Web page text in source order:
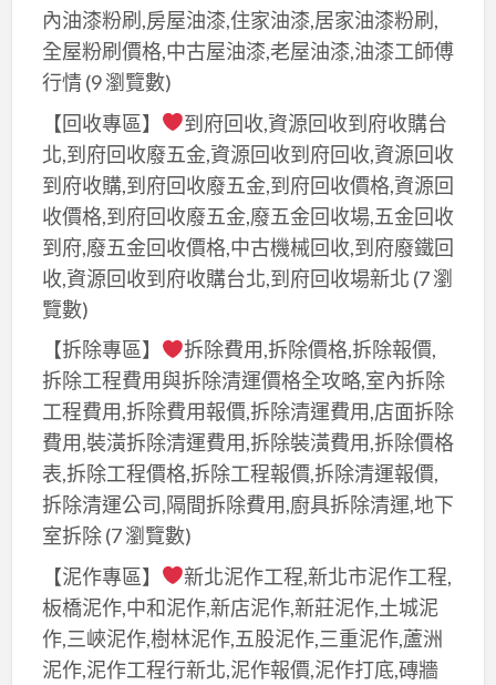
內油漆粉刷,房屋油漆,住家油漆,居家油漆粉刷,
全屋粉刷價格,中古屋油漆,老屋油漆,油漆工師傅
行情(9 瀏覽數)
【回收專區】
到府回收,資源回收到府收購台
北,到府回收廢五金,資源回收到府回收,資源回收
到府收購,到府回收廢五金,到府回收價格,資源回
收價格,到府回收廢五金,廢五金回收場,五金回收
到府,廢五金回收價格,中古機械回收,到府廢鐵回
收,資源回收到府收購台北,到府回收場新北 (7 瀏
覽數)
【拆除專區】
拆除費用,拆除價格,拆除報價,
拆除工程費用與拆除清運價格全攻略,室內拆除
工程費用,拆除費用報價,拆除清運費用,店面拆除
費用,裝潢拆除清運費用,拆除裝潢費用,拆除價格
表,拆除工程價格,拆除工程報價,拆除清運報價,
拆除清運公司,隔間拆除費用,廚具拆除清運,地下
室拆除(7 瀏覽數)
【泥作專區】
新北泥作工程,新北市泥作工程,
板橋泥作,中和泥作,新店泥作,新莊泥作,土城泥
作,三峽泥作,樹林泥作,五股泥作,三重泥作,蘆洲
泥作,泥作工程行新北,泥作報價,泥作打底,磚牆